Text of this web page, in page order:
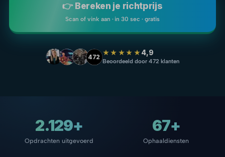
👉 Bereken je richtprijs
Scan of vink aan · in 30 sec · gratis
472 ★★★★★4,9
Beoordeeld door 472 klanten
2.129+
Opdrachten uitgevoerd
67+
Ophaaldiensten